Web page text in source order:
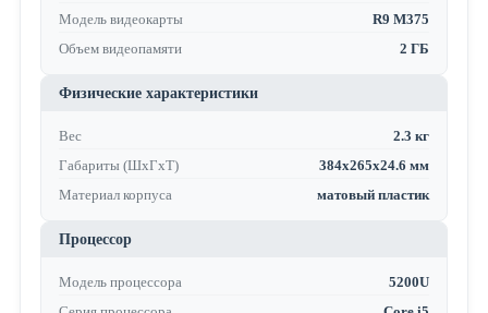
Модель видеокарты
R9 M375
Объем видеопамяти
2 ГБ
Физические характеристики
Вес
2.3 кг
Габариты (ШхГхТ)
384х265х24.6 мм
Материал корпуса
матовый пластик
Процессор
Модель процессора
5200U